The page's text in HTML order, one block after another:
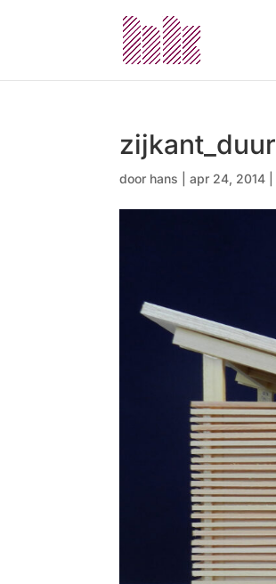
door hans |apr 24, 2014